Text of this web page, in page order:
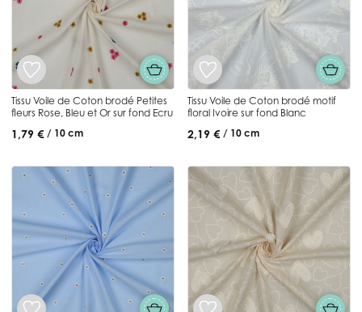
Tissu Voile de Coton brodé Petites
fleurs Rose, Bleu et Or sur fond Ecru
1,79 € / 10 cm
Tissu Voile de Coton brodé motif
floral Ivoire sur fond Blanc
2,19 € / 10 cm